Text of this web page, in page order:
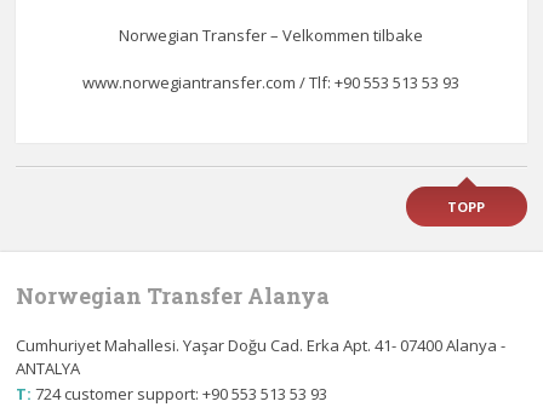
Norwegian Transfer – Velkommen tilbake
www.norwegiantransfer.com / Tlf: +90 553 513 53 93
TOPP
Norwegian Transfer Alanya
Cumhuriyet Mahallesi. Yaşar Doğu Cad. Erka Apt. 41- 07400 Alanya -
ANTALYA
T: 724 customer support: +90 553 513 53 93